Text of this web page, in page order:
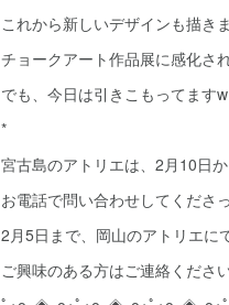
これから新しいデザインも描き
チョークアート作品展に感化さ
でも、今日は引きこもってますw
*
宮古島のアトリエは、2月10日
お電話で問い合わせしてくださ
2月5日まで、岡山のアトリエに
ご興味のある方はご連絡くださ